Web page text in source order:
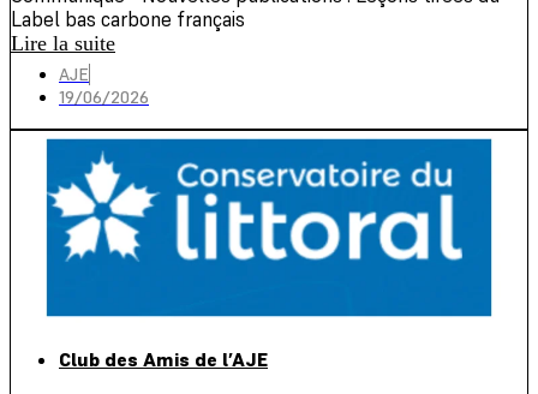
Label bas carbone français
Lire la suite
AJE
19/06/2026
Club des Amis de l’AJE